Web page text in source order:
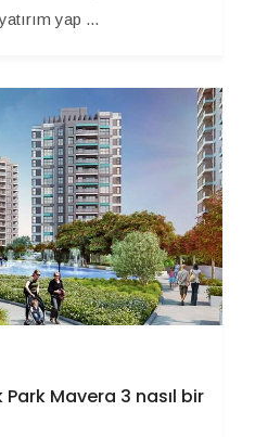
yap ...
Mavera 3 nasıl bir